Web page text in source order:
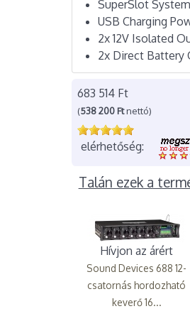
SuperSlot
USB Charging
2x 12V Isolated
2x Direct Battery
683 514 Ft
(538 200 Ftnettó)
elérhetőség:
Talán ezek a
Hívjon az árért
Sound Devices 688 12-
csatornás hordozható
keverő 16...